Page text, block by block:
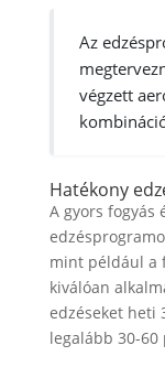
Az
végzett
Hatékony
A gyors fogyás
mint például a
kiválóan
edzéseket heti
legalább 30-60